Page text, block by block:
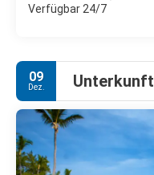
Verfügbar 24/7
09
Dez. Unterkunft